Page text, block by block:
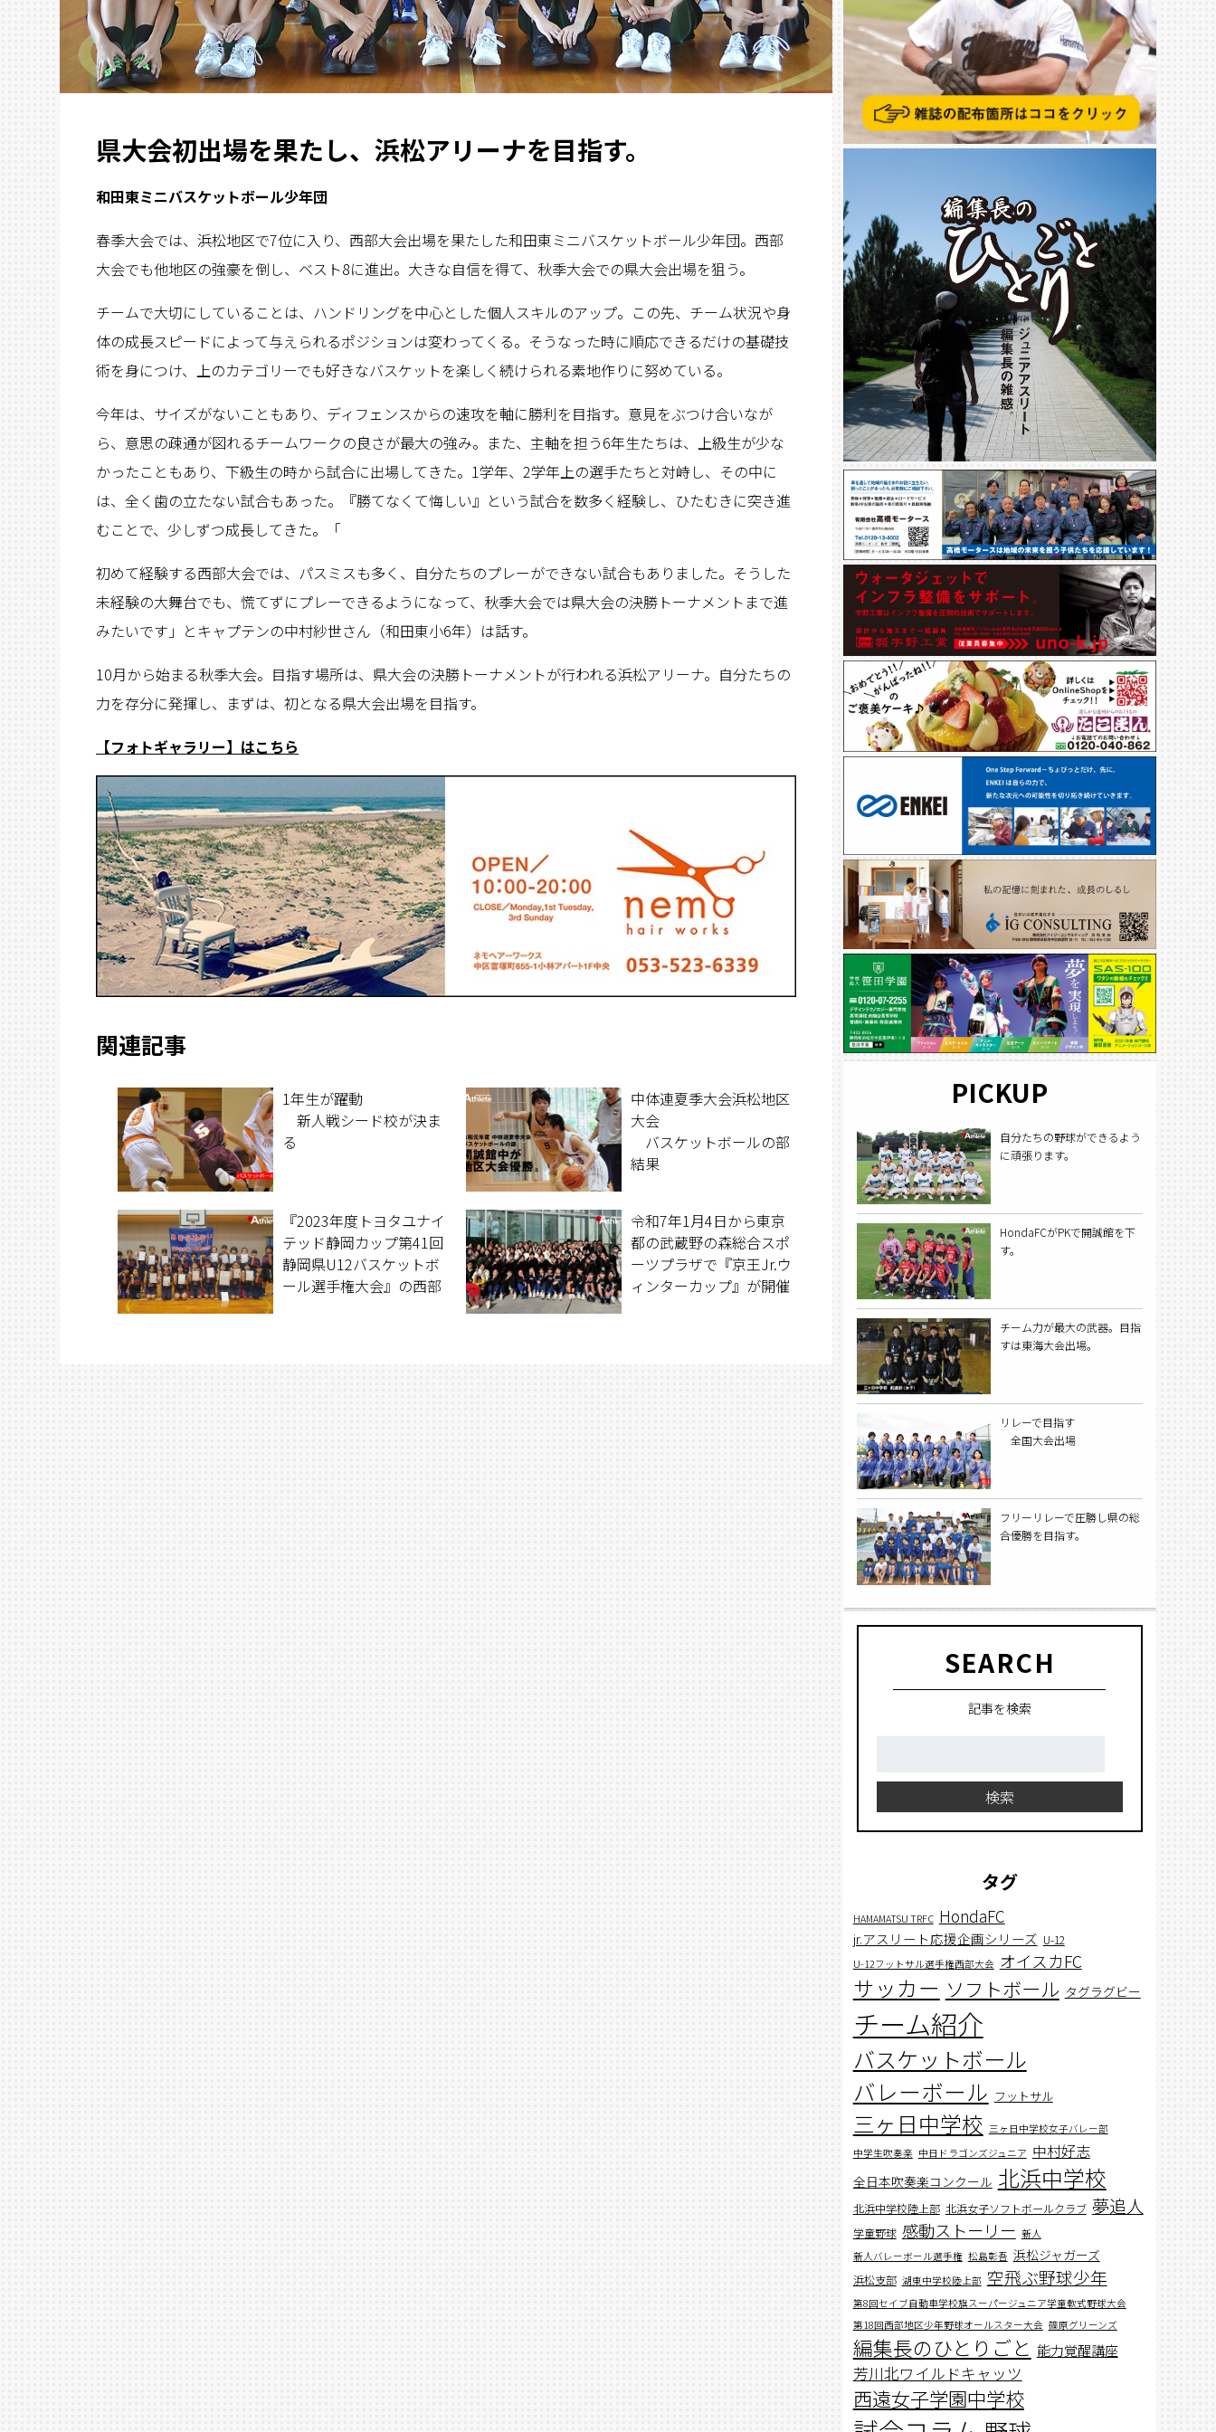
県大会初出場を果たし、浜松アリーナを目指す。
和田東ミニバスケットボール少年団
春季大会では、浜松地区で7位に入り、西部大会出場を果たした和田東ミニバスケットボール少年団。西部
大会でも他地区の強豪を倒し、ベスト8に進出。大きな自信を得て、秋季大会での県大会出場を狙う。
チームで大切にしていることは、ハンドリングを中心とした個人スキルのアップ。この先、チーム状況や身
体の成長スピードによって与えられるポジションは変わってくる。そうなった時に順応できるだけの基礎技
術を身につけ、上のカテゴリーでも好きなバスケットを楽しく続けられる素地作りに努めている。
今年は、サイズがないこともあり、ディフェンスからの速攻を軸に勝利を目指す。意見をぶつけ合いなが
ら、意思の疎通が図れるチームワークの良さが最大の強み。また、主軸を担う6年生たちは、上級生が少な
かったこともあり、下級生の時から試合に出場してきた。1学年、2学年上の選手たちと対峙し、その中に
は、全く歯の立たない試合もあった。『勝てなくて悔しい』という試合を数多く経験し、ひたむきに突き進
むことで、少しずつ成長してきた。「
初めて経験する西部大会では、パスミスも多く、自分たちのプレーができない試合もありました。そうした
未経験の大舞台でも、慌てずにプレーできるようになって、秋季大会では県大会の決勝トーナメントまで進
みたいです」とキャプテンの中村紗世さん（和田東小6年）は話す。
10月から始まる秋季大会。目指す場所は、県大会の決勝トーナメントが行われる浜松アリーナ。自分たちの
力を存分に発揮し、まずは、初となる県大会出場を目指す。
【フォトギャラリー】はこちら
関連記事
1年生が躍動
新人戦シード校が決ま
る
中体連夏季大会浜松地区
大会
バスケットボールの部
結果
『2023年度トヨタユナイ
テッド静岡カップ第41回
静岡県U12バスケットボ
ール選手権大会』の西部
令和7年1月4日から東京
都の武蔵野の森総合スポ
ーツプラザで『京王Jr.ウ
ィンターカップ』が開催
PICKUP
自分たちの野球ができるよう
に頑張ります。
HondaFCがPKで開誠館を下
す。
チーム力が最大の武器。目指
すは東海大会出場。
リレーで目指す
全国大会出場
フリーリレーで圧勝し県の総
合優勝を目指す。
SEARCH
記事を検索
検索
タグ
HAMAMATSU TRFC HondaFC
jr.アスリート応援企画シリーズ U-12
U-12フットサル選手権西部大会 オイスカFC
サッカー ソフトボール タグラグビー
チーム紹介
バスケットボール
バレーボール フットサル
三ヶ日中学校 三ヶ日中学校女子バレー部
中学生吹奏楽 中日ドラゴンズジュニア 中村好志
全日本吹奏楽コンクール 北浜中学校
北浜中学校陸上部 北浜女子ソフトボールクラブ 夢追人
学童野球 感動ストーリー 新人
新人バレーボール選手権 松島彰吾 浜松ジャガーズ
浜松支部 湖東中学校陸上部 空飛ぶ野球少年
第8回セイブ自動車学校旗スーパージュニア学童軟式野球大会
第18回西部地区少年野球オールスター大会 篠原グリーンズ
編集長のひとりごと 能力覚醒講座
芳川北ワイルドキャッツ
西遠女子学園中学校